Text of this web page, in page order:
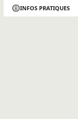
INFOS PRATIQUES